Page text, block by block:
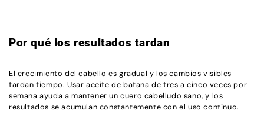
Por qué los resultados tardan
El crecimiento del cabello es gradual y los cambios visibles
tardan tiempo. Usar aceite de batana de tres a cinco veces por
semana ayuda a mantener un cuero cabelludo sano, y los
resultados se acumulan constantemente con el uso continuo.